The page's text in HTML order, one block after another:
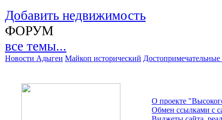
Добавить недвижимость
ФОРУМ
все темы...
Новости Адыгеи Майкоп исторический Достопримечательные
О проекте
Обмен ссылками c